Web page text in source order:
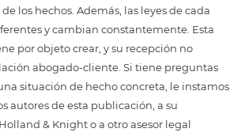
los hechos. Además, las leyes de cada
y cambian constantemente. Esta
por objeto crear, y su recepción no
abogado-cliente. Si tiene preguntas
situación de hecho concreta, le instamos
autores de esta publicación, a su
& Knight o a otro asesor legal